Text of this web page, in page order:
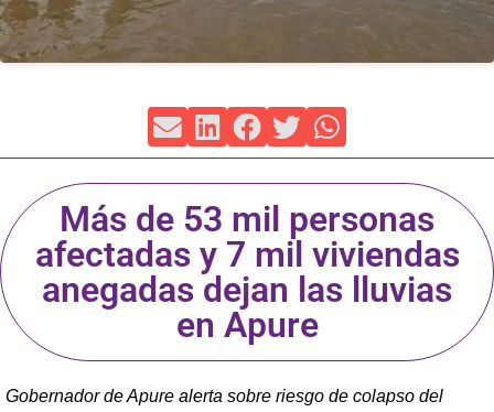
Más de 53 mil personas
afectadas y 7 mil viviendas
anegadas dejan las lluvias
en Apure
Gobernador de Apure alerta sobre riesgo de colapso del